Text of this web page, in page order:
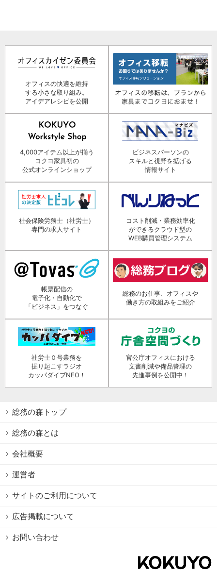
オフィスの快適を維持
する小さな取り組み。
アイデアレシピを公開
4,000アイテム以上が揃う
コクヨ家具初の
公式オンラインショップ
ビジネスパーソンの
スキルと視野を拡げる
情報サイト
社会保険労務士（社労士）
専門の求人サイト
コスト削減・業務効率化
ができるクラウド型の
WEB購買管理システム
帳票配信の
電子化・自動化で
「ビジネス」をつなぐ
総務のお仕事、オフィスや
働き方の取組みをご紹介
社労士０号業務を
掘り起こすラジオ
カッパダイブNEO！
官公庁オフィスにおける
文書削減や備品管理の
先進事例を公開中！
総務の森トップ
総務の森とは
会社概要
運営者
サイトのご利用について
広告掲載について
お問い合わせ